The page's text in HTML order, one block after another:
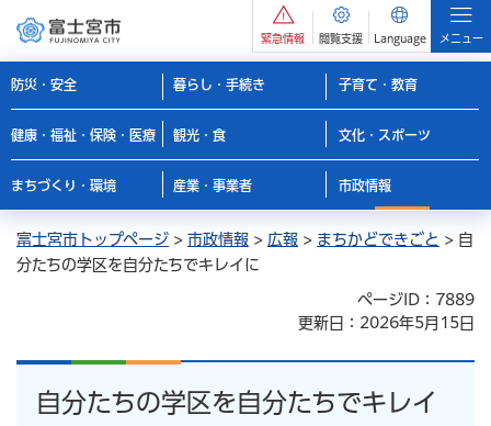
緊急情報 閲覧支援 Language メニュー
防災・安全 暮らし・手続き 子育て・教育
健康・福祉・保険・医療 観光・食 文化・スポーツ
まちづくり・環境 産業・事業者 市政情報
富士宮市トップページ > 市政情報 > 広報 > まちかどできごと > 自
分たちの学区を自分たちでキレイに
ページID：7889
更新日：2026年5月15日
自分たちの学区を自分たちでキレイ